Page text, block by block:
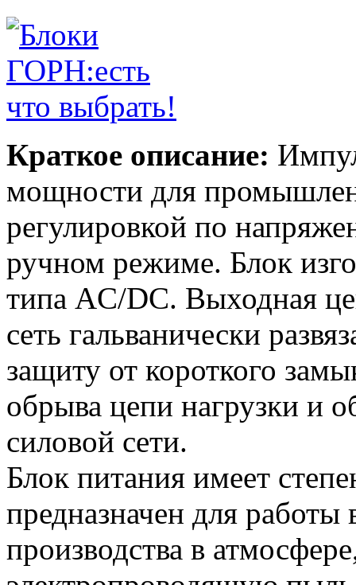
Краткое описание:
мощности для
регулировкой по
ручном режиме. Блок
типа AC/DC. Выходная
сеть гальванически
защиту от короткого
обрыва цепи нагрузки и
силовой сети.
Блок питания имеет
предназначен для
производства в